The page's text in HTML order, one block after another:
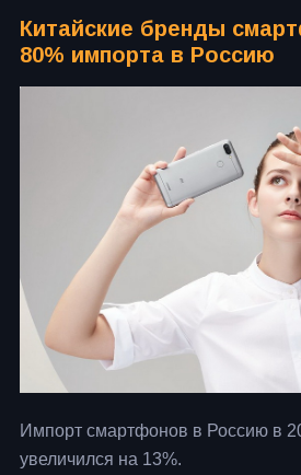
Китайские бренды
80% импорта в Россию
Импорт смартфонов в Россию в
увеличился на 13%.